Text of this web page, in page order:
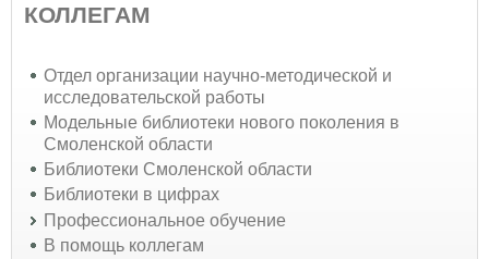
КОЛЛЕГАМ
Отдел организации научно-методической и
исследовательской работы
Модельные библиотеки нового поколения в
Смоленской области
Библиотеки Смоленской области
Библиотеки в цифрах
Профессиональное обучение
В помощь коллегам